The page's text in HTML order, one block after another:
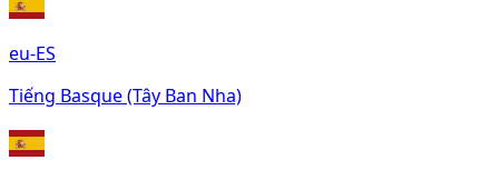
eu-ES
Tiếng Basque (Tây Ban Nha)